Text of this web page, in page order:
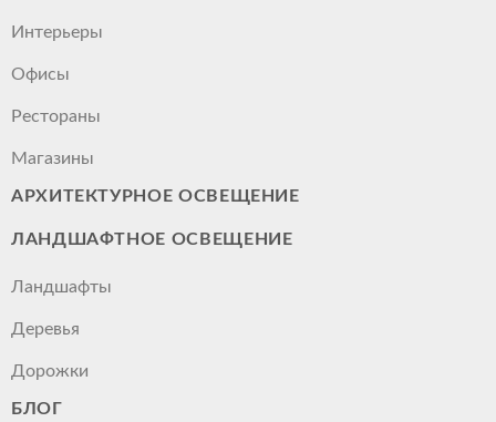
Интерьеры
Офисы
Рестораны
Магазины
АРХИТЕКТУРНОЕ ОСВЕЩЕНИЕ
ЛАНДШАФТНОЕ ОСВЕЩЕНИЕ
Ландшафты
Деревья
Дорожки
БЛОГ